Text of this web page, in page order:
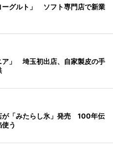
ーグルト」 ソフト専門店で新業
ア」 埼玉初出店、自家製皮の手
が「みたらし氷」発売 100年伝
う